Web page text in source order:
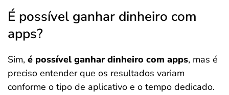
É possível ganhar dinheiro com
apps?
Sim, é possível ganhar dinheiro com apps, mas é
preciso entender que os resultados variam
conforme o tipo de aplicativo e o tempo dedicado.